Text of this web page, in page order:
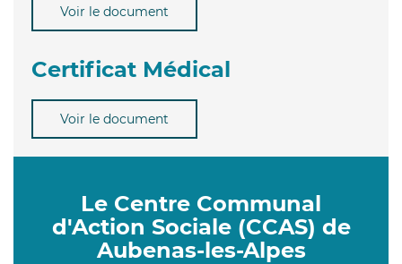
Voir le document
Certificat Médical
Voir le document
Le Centre Communal
d'Action Sociale (CCAS) de
Aubenas-les-Alpes